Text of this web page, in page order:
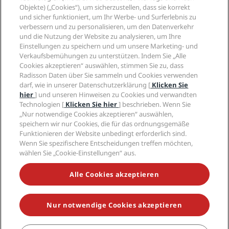
Radisson Hotels APP
„Sports Approved“-Hotels
Familienfreundliche Hotels
Gesundheit & Sicherheit
Medien
Karriere RHG
Karriere PPHE
Karrieren EHL
The Club by RHG
Entwicklungsmöglichkeiten
Responsible Business – Unser Engagement
Einkauf
Privacy Centre
Rechtliche Hinweise
Radisson Rewards Geschäftsbedingungen
Website-Nutzungsvereinbarung
Digitale Barrierefreiheit
Moderne Sklaverei – Erklärung
Hilfe
Verbrauchermeldungen
Kontakt
FAQ
Inhaltsübersicht
Soziale Medien
Marken von Radisson Hotels
VERPASSEN SIE NIEMALS UNSERE BELIEBTESTEN
ANGEBOTE
© 2026 Radisson Hotel Group.Alle Rechte vorbehalten. RHG Radisson
Hotel Group, Radisson, Radisson RED, Radisson Blu, Radisson Collection,
Radisson Individuals, Park Plaza, Park Inn, Country Inn & Suites, Prize by
Objekte) („Cookies“), um sicherzustellen, dass sie korrekt
und sicher funktioniert, um Ihr Werbe- und Surferlebnis zu
verbessern und zu personalisieren, um den Datenverkehr
und die Nutzung der Website zu analysieren, um Ihre
Einstellungen zu speichern und um unsere Marketing- und
Verkaufsbemühungen zu unterstützen. Indem Sie „Alle
Cookies akzeptieren“ auswählen, stimmen Sie zu, dass
Radisson Daten über Sie sammeln und Cookies verwenden
darf, wie in unserer Datenschutzerklärung [ Klicken Sie
hier] und unseren Hinweisen zu Cookies und verwandten
Technologien [ Klicken Sie hier] beschrieben. Wenn Sie
„Nur notwendige Cookies akzeptieren“ auswählen,
speichern wir nur Cookies, die für das ordnungsgemäße
Funktionieren der Website unbedingt erforderlich sind.
Wenn Sie spezifischere Entscheidungen treffen möchten,
wählen Sie „Cookie-Einstellungen“ aus.
Alle Cookies akzeptieren
Nur notwendige Cookies akzeptieren